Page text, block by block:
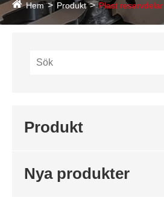
Hem Produkt Plast reservdelar
Produkt
Nya produkter